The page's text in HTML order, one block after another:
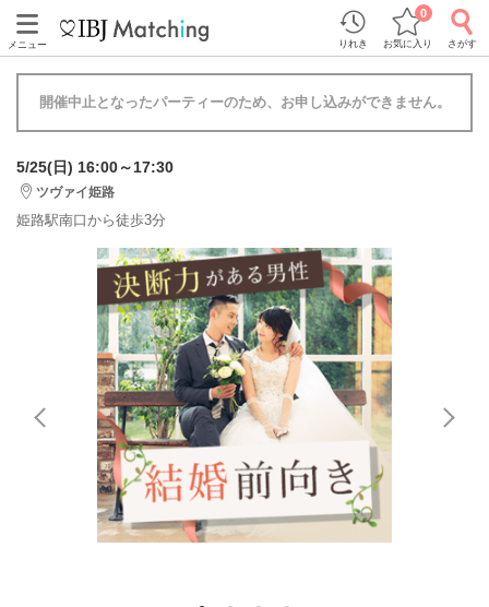
メニュー りれき お気に入り
0
さがす
開催中止となったパーティーのため、お申し込みができません。
5/25(日) 16:00～17:30
ツヴァイ姫路
姫路駅南口から徒歩3分